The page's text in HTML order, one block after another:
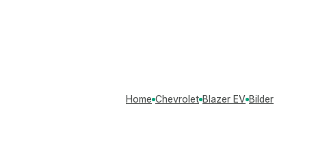
Home Chevrolet Blazer EV Bilder